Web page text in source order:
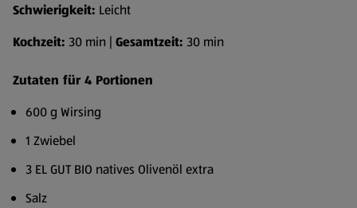
Schwierigkeit: Leicht
Kochzeit: 30 min | Gesamtzeit: 30 min
Zutaten für 4 Portionen
600 g Wirsing
1 Zwiebel
3 EL GUT BIO natives Olivenöl extra
Salz